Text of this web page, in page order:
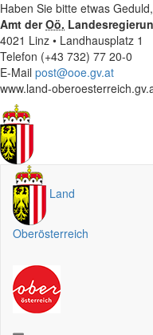
Haben Sie bitte etwas
Amt derOö.
4021 Linz • Landhausplatz 1
Telefon (+43 732) 77 20-0
E-Mail post@ooe.gv.at
www.land-
Land
Oberösterreich